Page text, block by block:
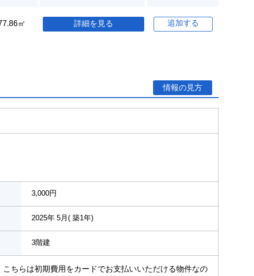
㎡ 詳細を見る 追加する
情報の見方
3,000円
2025年 5月( 築1年)
3階建
ちらは初期費用をカードでお支払いいただける物件なの